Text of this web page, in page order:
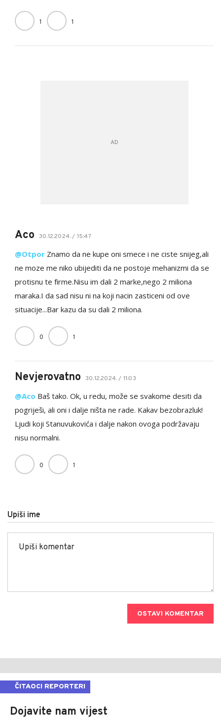
1 1
Aco 30.12.2024. / 15:47
@Otpor Znamo da ne kupe oni smece i ne ciste snijeg,ali
ne moze me niko ubijediti da ne postoje mehanizmi da se
protisnu te firme.Nisu im dali 2 marke,nego 2 miliona
maraka.I da sad nisu ni na koji nacin zasticeni od ove
situacije...Bar kazu da su dali 2 miliona.
0 1
Nevjerovatno 30.12.2024. / 11:03
@Aco Baš tako. Ok, u redu, može se svakome desiti da
pogriješi, ali oni i dalje ništa ne rade. Kakav bezobrazluk!
Ljudi koji Stanuvukovića i dalje nakon ovoga podržavaju
nisu normalni.
0 1
Upiši ime
OSTAVI KOMENTAR
ČITAOCI REPORTERI
Dojavite nam vijest